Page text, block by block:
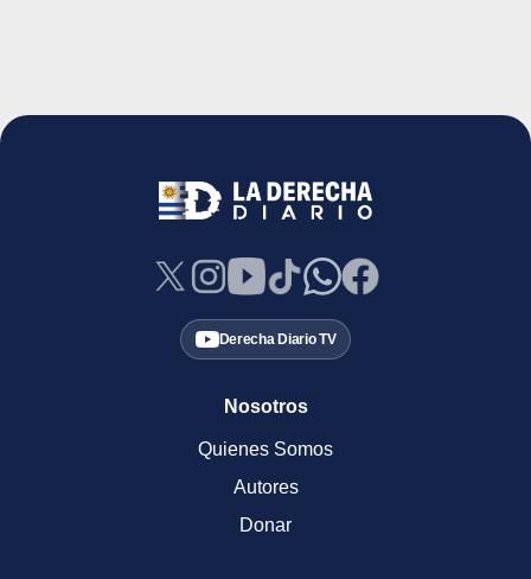
Derecha Diario TV
Nosotros
Quienes Somos
Autores
Donar